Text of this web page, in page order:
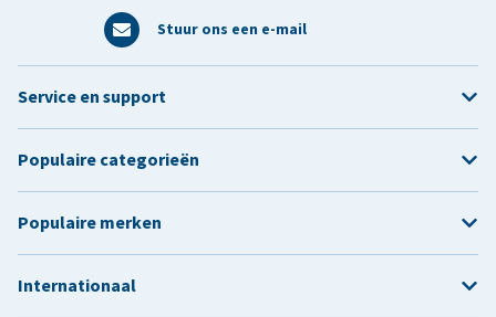
Stuur ons een e-mail
Service en support
Populaire categorieën
Populaire merken
Internationaal